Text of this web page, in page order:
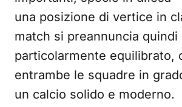
una posizione di vertice in
match si preannuncia quindi
particolarmente equilibrato,
entrambe le squadre in
un calcio solido e moderno.